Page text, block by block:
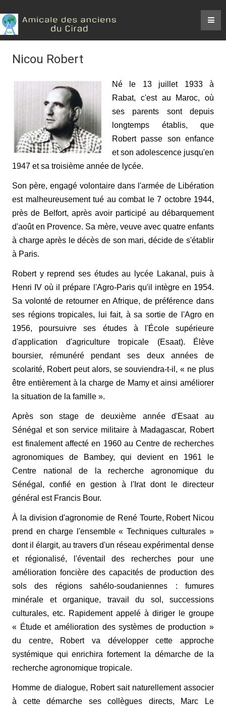
Nicou Robert
Né le 13 juillet 1933 à
Rabat, c'est au Maroc, où
ses parents sont depuis
longtemps établis, que
Robert passe son enfance
et son adolescence jusqu'en
1947 et sa troisième année de lycée.
Son père, engagé volontaire dans l'armée de Libération
est malheureusement tué au combat le 7 octobre 1944,
près de Belfort, après avoir participé au débarquement
d'août en Provence. Sa mère, veuve avec quatre enfants
à charge après le décès de son mari, décide de s'établir
à Paris.
Robert y reprend ses études au lycée Lakanal, puis à
Henri IV où il prépare l'Agro-Paris qu'il intègre en 1954.
Sa volonté de retourner en Afrique, de préférence dans
ses régions tropicales, lui fait, à sa sortie de l'Agro en
1956, poursuivre ses études à l'École supérieure
d'application d'agriculture tropicale (Esaat). Élève
boursier, rémunéré pendant ses deux années de
scolarité, Robert peut alors, se souviendra-t-il, « ne plus
être entièrement à la charge de Mamy et ainsi améliorer
la situation de la famille ».
Après son stage de deuxième année d'Esaat au
Sénégal et son service militaire à Madagascar, Robert
est finalement affecté en 1960 au Centre de recherches
agronomiques de Bambey, qui devient en 1961 le
Centre national de la recherche agronomique du
Sénégal, confié en gestion à l'Irat dont le directeur
général est Francis Bour.
À la division d'agronomie de René Tourte, Robert Nicou
prend en charge l'ensemble « Techniques culturales »
dont il élargit, au travers d'un réseau expérimental dense
et régionalisé, l'éventail des recherches pour une
amélioration foncière des capacités de production des
sols des régions sahélo-soudaniennes : fumures
minérale et organique, travail du sol, successions
culturales, etc. Rapidement appelé à diriger le groupe
« Étude et amélioration des systèmes de production »
du centre, Robert va développer cette approche
systémique qui enrichira fortement la démarche de la
recherche agronomique tropicale.
Homme de dialogue, Robert sait naturellement associer
à cette démarche ses collègues directs, Marc Le